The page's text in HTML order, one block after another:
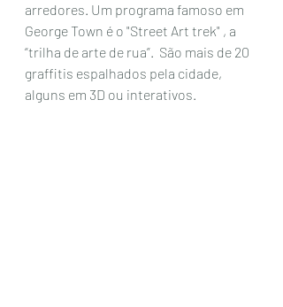
arredores. Um programa famoso em
George Town é o "Street Art trek" , a
“trilha de arte de rua”.  São mais de 20
graffitis espalhados pela cidade,
alguns em 3D ou interativos.